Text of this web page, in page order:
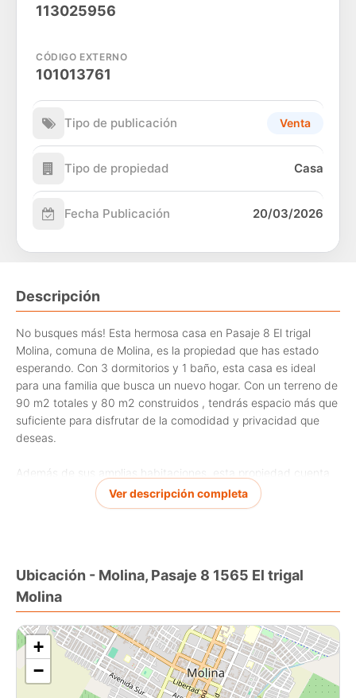
113025956
CÓDIGO EXTERNO
101013761
Tipo de publicación Venta
Tipo de propiedad Casa
Fecha Publicación 20/03/2026
Descripción
No busques más! Esta hermosa casa en Pasaje 8 El trigal
Molina, comuna de Molina, es la propiedad que has estado
esperando. Con 3 dormitorios y 1 baño, esta casa es ideal
para una familia que busca un nuevo hogar. Con un terreno de
90 m2 totales y 80 m2 construidos , tendrás espacio más que
suficiente para disfrutar de la comodidad y privacidad que
deseas.
Además de sus amplias habitaciones, esta propiedad cuenta
con una excelente ubicación cercana a colegios,
supermercados y parques, lo que la convierte en una opción
No dejes pasar esta oportunidad única de tener la casa de tus
sueños. Contáctanos hoy mismo para programar una visita y
conocer más sobre este increíble inmueble. No te
arrepentirás!
Valor 60.000.000 + 2% Comision
Ver descripción completa
Ubicación - Molina, Pasaje 8 1565 El trigal
Molina
+
−